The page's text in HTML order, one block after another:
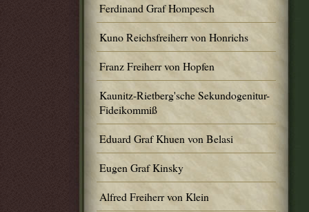
Ferdinand Graf Hompesch
Kuno Reichsfreiherr von Honrichs
Franz Freiherr von Hopfen
Kaunitz-Rietberg'sche Sekundogenitur-
Fideikommiß
Eduard Graf Khuen von Belasi
Eugen Graf Kinsky
Alfred Freiherr von Klein